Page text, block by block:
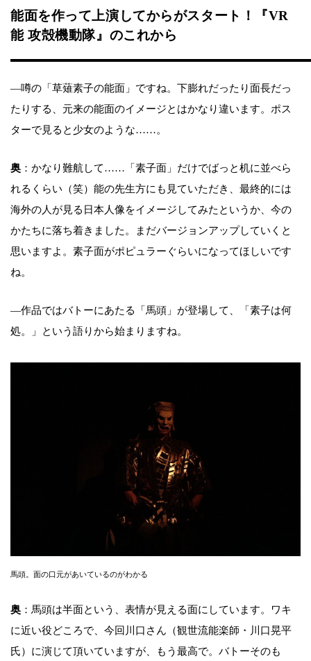
能面を作って上演してからがスタート！『VR
能 攻殻機動隊』のこれから
―噂の「草薙素子の能面」ですね。下膨れだったり面長だっ
たりする、元来の能面のイメージとはかなり違います。ポス
ターで見ると少女のような……。
奥 ：かなり難航して……「素子面」だけでばっと机に並べら
れるくらい（笑）能の先生方にも見ていただき、最終的には
海外の人が見る日本人像をイメージしてみたというか、今の
かたちに落ち着きました。まだバージョンアップしていくと
思いますよ。素子面がポピュラーぐらいになってほしいです
ね。
―作品ではバトーにあたる「馬頭」が登場して、「素子は何
処。」という語りから始まりますね。
馬頭。面の口元があいているのがわかる
奥 ：馬頭は半面という、表情が見える面にしています。ワキ
に近い役どころで、今回川口さん（観世流能楽師・川口晃平
氏）に演じて頂いていますが、もう最高で。バトーそのも